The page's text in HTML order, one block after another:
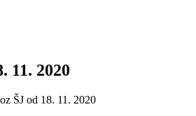
11. 2020
ŠJ od 18. 11. 2020